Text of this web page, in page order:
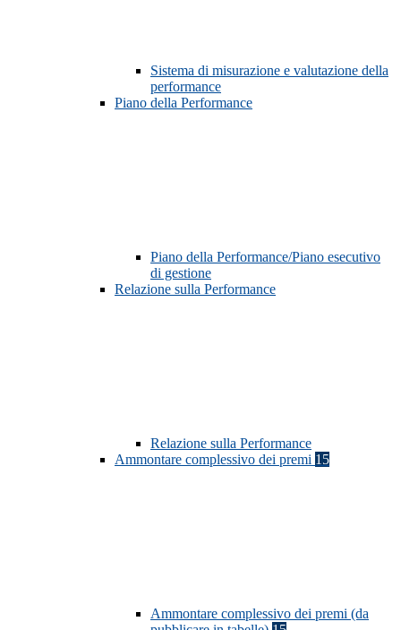
Sistema di misurazione e valutazione della
performance
Piano della Performance
Piano della Performance/Piano esecutivo
di gestione
Relazione sulla Performance
Relazione sulla Performance
Ammontare complessivo dei premi 15
Ammontare complessivo dei premi (da